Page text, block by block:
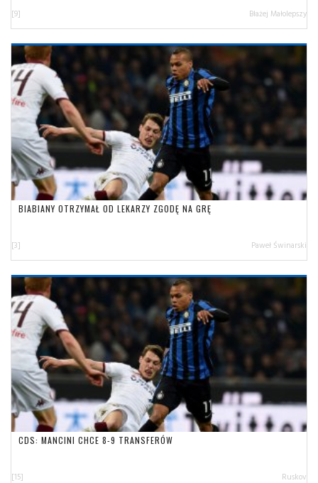
[9] Błażej Małolepszy
BIABIANY OTRZYMAŁ OD LEKARZY ZGODĘ NA GRĘ
[3] Paweł Świnarski
CDS: MANCINI CHCE 8-9 TRANSFERÓW
[15] Ruskov